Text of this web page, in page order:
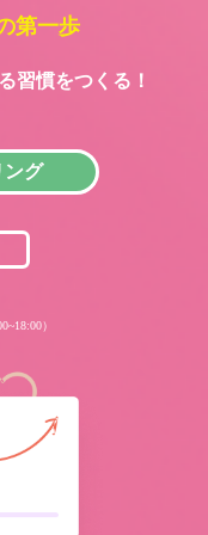
第一歩
習慣をつくる！
ング
）